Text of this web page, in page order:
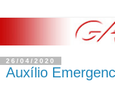
26/04/2020
Auxílio